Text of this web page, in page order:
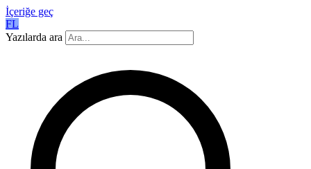
İçeriğe geç
FL
Yazılarda ara